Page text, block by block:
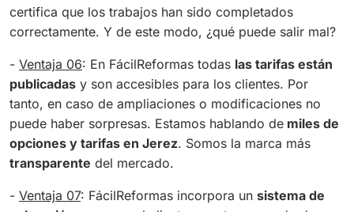
certifica que los trabajos han sido completados
correctamente. Y de este modo, ¿qué puede salir mal?
- Ventaja 06: En FácilReformas todas las tarifas están
publicadas y son accesibles para los clientes. Por
tanto, en caso de ampliaciones o modificaciones no
puede haber sorpresas. Estamos hablando de miles de
opciones y tarifas en Jerez. Somos la marca más
transparente del mercado.
- Ventaja 07: FácilReformas incorpora un sistema de